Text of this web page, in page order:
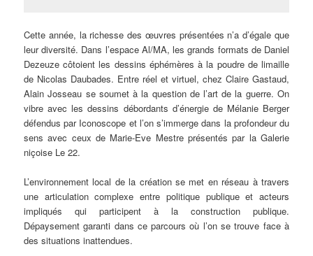
Cette année, la richesse des œuvres présentées n’a d’égale que
leur diversité. Dans l’espace Al/MA, les grands formats de Daniel
Dezeuze côtoient les dessins éphémères à la poudre de limaille
de Nicolas Daubades. Entre réel et virtuel, chez Claire Gastaud,
Alain Josseau se soumet à la question de l’art de la guerre. On
vibre avec les dessins débordants d’énergie de Mélanie Berger
défendus par Iconoscope et l’on s’immerge dans la profondeur du
sens avec ceux de Marie-Eve Mestre présentés par la Galerie
niçoise Le 22.
L’environnement local de la création se met en réseau à travers
une articulation complexe entre politique publique et acteurs
impliqués qui participent à la construction publique.
Dépaysement garanti dans ce parcours où l’on se trouve face à
des situations inattendues.